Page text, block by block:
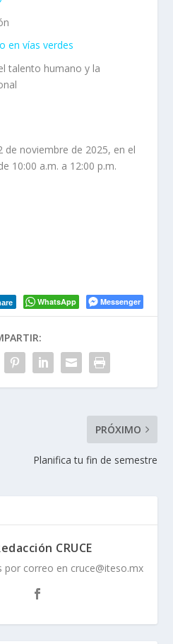
en vías verdes
talento humano y la
de noviembre de 2025, en el
10:00 a.m. a 12:00 p.m.
WhatsApp Messenger
PRÓXIMO
Planifica tu fin de semestre
CRUCE
por correo en cruce@iteso.mx